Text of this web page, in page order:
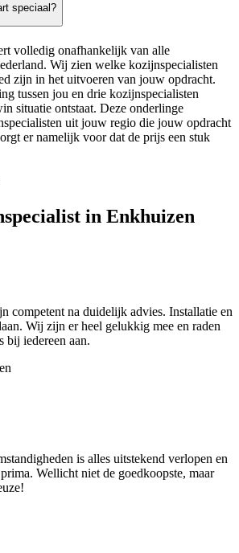
speciaal?
volledig onafhankelijk van alle
Wij zien welke kozijnspecialisten
zijn in het uitvoeren van jouw opdracht.
tussen jou en drie kozijnspecialisten
situatie ontstaat. Deze onderlinge
uit jouw regio die jouw opdracht
er namelijk voor dat de prijs een stuk
in Enkhuizen
competent na duidelijk advies. Installatie en
Wij zijn er heel gelukkig mee en raden
bij iedereen aan.
is alles uitstekend verlopen en
Wellicht niet de goedkoopste, maar